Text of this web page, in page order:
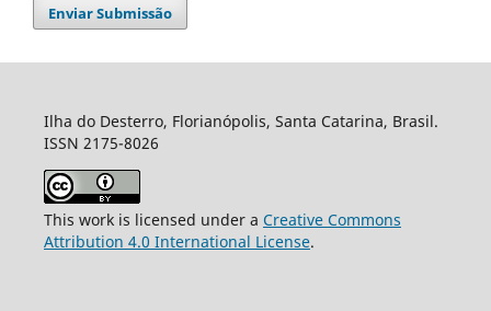
Enviar Submissão
Ilha do Desterro, Florianópolis, Santa Catarina, Brasil.
ISSN 2175-8026
This work is licensed under a Creative Commons
Attribution 4.0 International License.